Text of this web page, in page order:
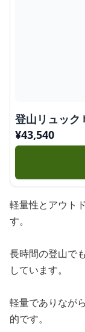
登山リュック
¥43,540
軽量性とアウト
す。
長時間の登山で
しています。
軽量でありなが
的です。